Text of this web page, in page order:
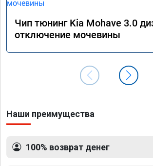
Чип тюнинг Kia Mohave 3.0
отключение мочевины
Наши преимущества
100% возврат денег